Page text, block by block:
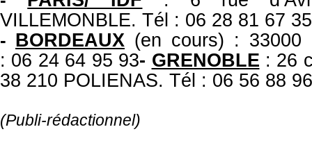
VILLEMONBLE. Tél : 06 28 81 67 35
- BORDEAUX (en cours) : 33000
: 06 24 64 95 93- GRENOBLE : 26
38 210 POLIENAS. Tél : 06 56 88
(Publi-rédactionnel)